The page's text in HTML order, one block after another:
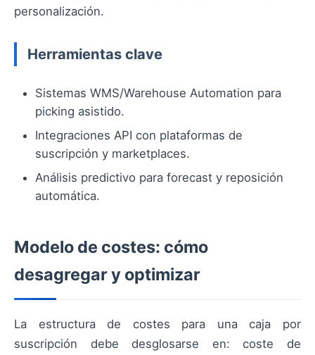
personalización.
Herramientas clave
Sistemas WMS/Warehouse Automation para
picking asistido.
Integraciones API con plataformas de
suscripción y marketplaces.
Análisis predictivo para forecast y reposición
automática.
Modelo de costes: cómo
desagregar y optimizar
La estructura de costes para una caja por
suscripción debe desglosarse en: coste de